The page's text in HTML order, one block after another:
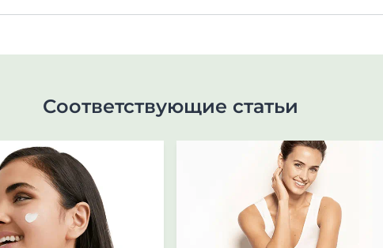
Корецкая Е.Ю., др. / Основы практической
of acne vulgaris // British Journal of Dermatology.
Соответствующие статьи